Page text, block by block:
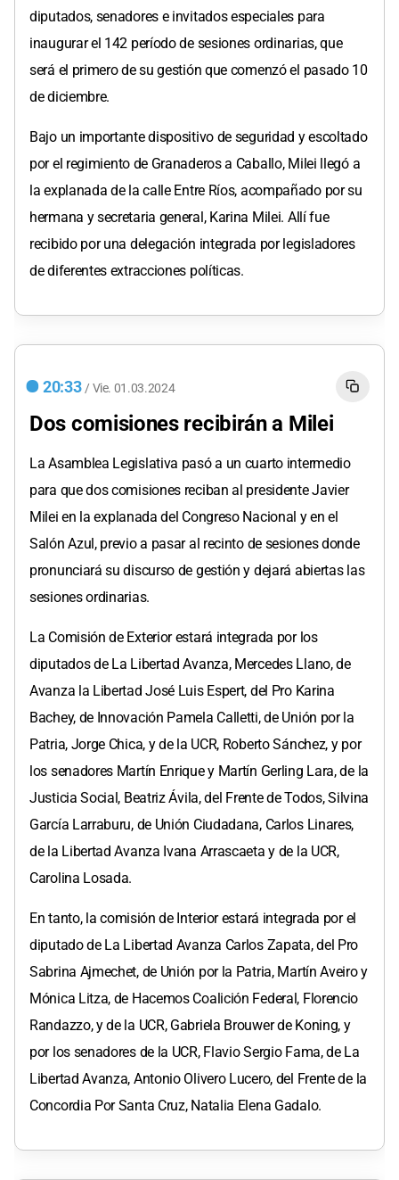
diputados, senadores e invitados especiales para
inaugurar el 142 período de sesiones ordinarias, que
será el primero de su gestión que comenzó el pasado 10
de diciembre.
Bajo un importante dispositivo de seguridad y escoltado
por el regimiento de Granaderos a Caballo, Milei llegó a
la explanada de la calle Entre Ríos, acompañado por su
hermana y secretaria general, Karina Milei. Allí fue
recibido por una delegación integrada por legisladores
de diferentes extracciones políticas.
20:33 / Vie. 01.03.2024
Dos comisiones recibirán a Milei
La Asamblea Legislativa pasó a un cuarto intermedio
para que dos comisiones reciban al presidente Javier
Milei en la explanada del Congreso Nacional y en el
Salón Azul, previo a pasar al recinto de sesiones donde
pronunciará su discurso de gestión y dejará abiertas las
sesiones ordinarias.
La Comisión de Exterior estará integrada por los
diputados de La Libertad Avanza, Mercedes Llano, de
Avanza la Libertad José Luis Espert, del Pro Karina
Bachey, de Innovación Pamela Calletti, de Unión por la
Patria, Jorge Chica, y de la UCR, Roberto Sánchez, y por
los senadores Martín Enrique y Martín Gerling Lara, de la
Justicia Social, Beatriz Ávila, del Frente de Todos, Silvina
García Larraburu, de Unión Ciudadana, Carlos Linares,
de la Libertad Avanza Ivana Arrascaeta y de la UCR,
Carolina Losada.
En tanto, la comisión de Interior estará integrada por el
diputado de La Libertad Avanza Carlos Zapata, del Pro
Sabrina Ajmechet, de Unión por la Patria, Martín Aveiro y
Mónica Litza, de Hacemos Coalición Federal, Florencio
Randazzo, y de la UCR, Gabriela Brouwer de Koning, y
por los senadores de la UCR, Flavio Sergio Fama, de La
Libertad Avanza, Antonio Olivero Lucero, del Frente de la
Concordia Por Santa Cruz, Natalia Elena Gadalo.